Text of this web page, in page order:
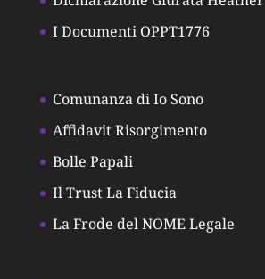
I Documenti OPPT1776
Comunanza di Io Sono
Affidavit Risorgimento
Bolle Papali
Il Trust La Fiducia
La Frode del NOME Legale